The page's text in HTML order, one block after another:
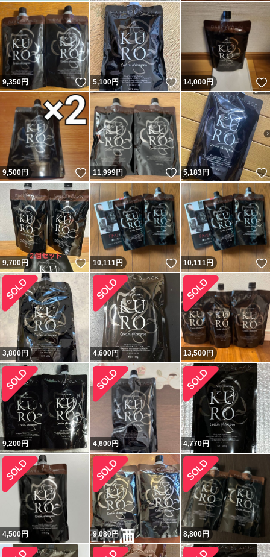
9,350円 いいね！
5,100円 いいね！
14,000円
9,500円 いいね！
11,999円 いいね！
5,183円
9,700円 いいね！
10,111円 いいね！
10,111円
3,800円 4,600円 13,500円
9,200円 4,600円 4,770円
4,500円 9,080円 8,800円